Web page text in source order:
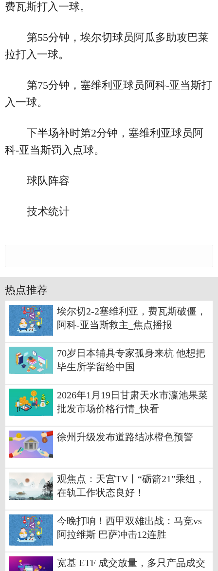
费瓦斯打入一球。
第55分钟，埃尔切球员阿瓜多助攻巴莱
拉打入一球。
第75分钟，塞维利亚球员阿科-亚当斯打
入一球。
下半场补时第2分钟，塞维利亚球员阿
科-亚当斯罚入点球。
球队阵容
技术统计
热点推荐
埃尔切2-2塞维利亚，费瓦斯破僵，
阿科-亚当斯救主_焦点播报
70岁日本辅具专家孤身来杭 他想把
毕生所学留给中国
2026年1月19日甘肃天水市瀛池果菜
批发市场价格行情_快看
徐州升级发布道路结冰橙色预警
观焦点：天宫TV丨“砺箭21”乘组，
在轨工作状态良好！
今晚打响！西甲双雄出战：马竞vs
阿拉维斯 巴萨冲击12连胜
宽基 ETF 成交放量，多只产品成交